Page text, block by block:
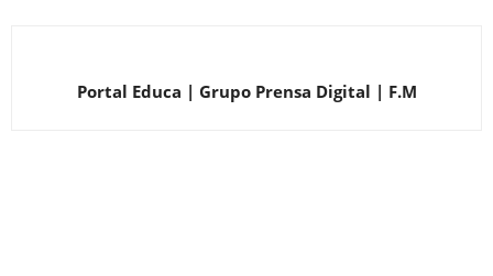
Portal Educa | Grupo Prensa Digital | F.M